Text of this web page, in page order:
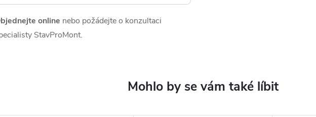
online nebo požádejte o konzultaci
StavProMont.